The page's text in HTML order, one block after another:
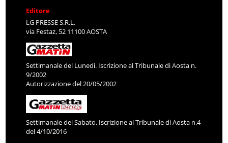
Editore
LG PRESSE S.R.L.
via Festaz, 52 11100 AOSTA
Settimanale del Lunedì. Iscrizione al Tribunale di Aosta n.
9/2002
Autorizzazione del 20/05/2002
Settimanale del Sabato. Iscrizione al Tribunale di Aosta n.4
del 4/10/2016